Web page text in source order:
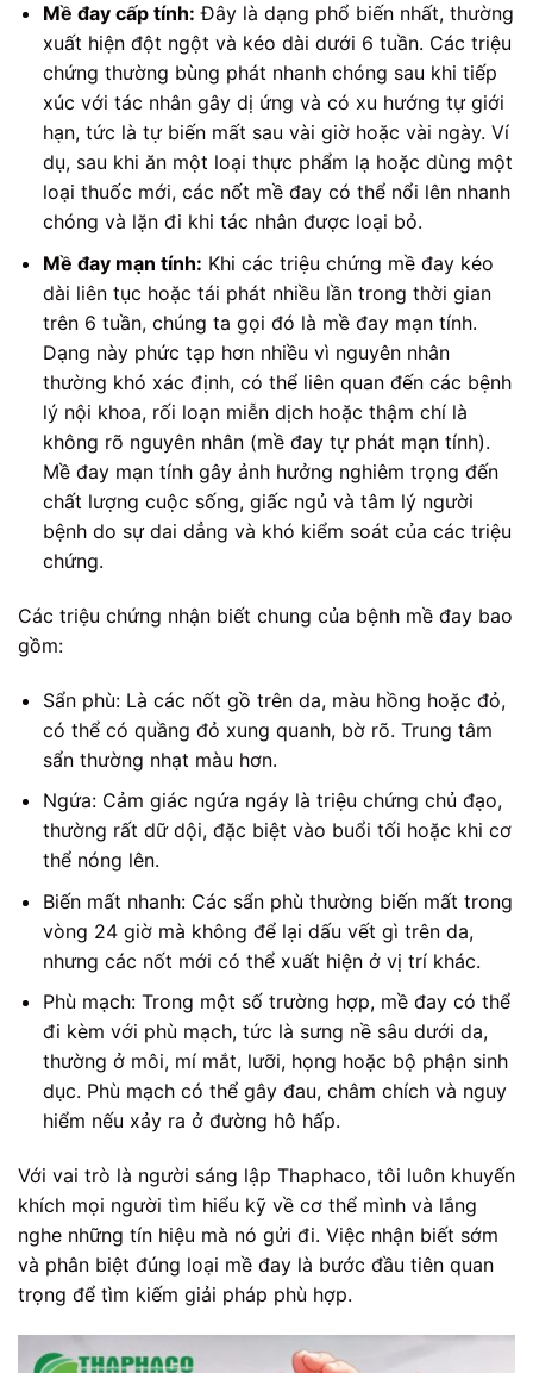
Mề đay cấp tính: Đây là dạng phổ biến nhất, thường
xuất hiện đột ngột và kéo dài dưới 6 tuần. Các triệu
chứng thường bùng phát nhanh chóng sau khi tiếp
xúc với tác nhân gây dị ứng và có xu hướng tự giới
hạn, tức là tự biến mất sau vài giờ hoặc vài ngày. Ví
dụ, sau khi ăn một loại thực phẩm lạ hoặc dùng một
loại thuốc mới, các nốt mề đay có thể nổi lên nhanh
chóng và lặn đi khi tác nhân được loại bỏ.
Mề đay mạn tính: Khi các triệu chứng mề đay kéo
dài liên tục hoặc tái phát nhiều lần trong thời gian
trên 6 tuần, chúng ta gọi đó là mề đay mạn tính.
Dạng này phức tạp hơn nhiều vì nguyên nhân
thường khó xác định, có thể liên quan đến các bệnh
lý nội khoa, rối loạn miễn dịch hoặc thậm chí là
không rõ nguyên nhân (mề đay tự phát mạn tính).
Mề đay mạn tính gây ảnh hưởng nghiêm trọng đến
chất lượng cuộc sống, giấc ngủ và tâm lý người
bệnh do sự dai dẳng và khó kiểm soát của các triệu
chứng.
Các triệu chứng nhận biết chung của bệnh mề đay bao
gồm:
Sẩn phù: Là các nốt gồ trên da, màu hồng hoặc đỏ,
có thể có quầng đỏ xung quanh, bờ rõ. Trung tâm
sẩn thường nhạt màu hơn.
Ngứa: Cảm giác ngứa ngáy là triệu chứng chủ đạo,
thường rất dữ dội, đặc biệt vào buổi tối hoặc khi cơ
thể nóng lên.
Biến mất nhanh: Các sẩn phù thường biến mất trong
vòng 24 giờ mà không để lại dấu vết gì trên da,
nhưng các nốt mới có thể xuất hiện ở vị trí khác.
Phù mạch: Trong một số trường hợp, mề đay có thể
đi kèm với phù mạch, tức là sưng nề sâu dưới da,
thường ở môi, mí mắt, lưỡi, họng hoặc bộ phận sinh
dục. Phù mạch có thể gây đau, châm chích và nguy
hiểm nếu xảy ra ở đường hô hấp.
Với vai trò là người sáng lập Thaphaco, tôi luôn khuyến
khích mọi người tìm hiểu kỹ về cơ thể mình và lắng
nghe những tín hiệu mà nó gửi đi. Việc nhận biết sớm
và phân biệt đúng loại mề đay là bước đầu tiên quan
trọng để tìm kiếm giải pháp phù hợp.